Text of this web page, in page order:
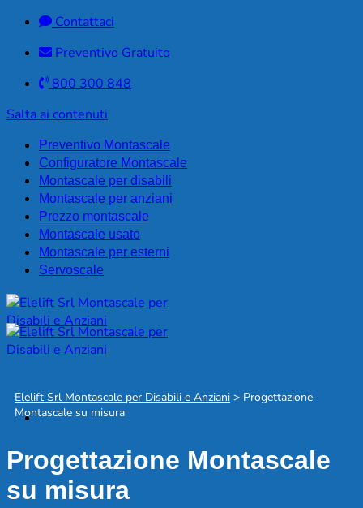
Contattaci
Preventivo Gratuito
800 300 848
Salta ai contenuti
Preventivo Montascale
Configuratore Montascale
Montascale per disabili
Montascale per anziani
Prezzo montascale
Montascale usato
Montascale per esterni
Servoscale
Elelift Srl Montascale per Disabili e Anziani > Progettazione
Montascale su misura
Progettazione Montascale
su misura